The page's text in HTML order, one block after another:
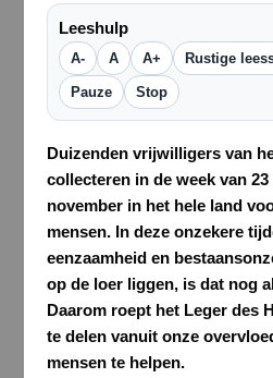
Leeshulp
A- A A+ Rustige
Pauze Stop
Duizenden vrijwilligers van
collecteren in de week van 23
november in het hele land
mensen. In deze onzekere
eenzaamheid en
op de loer liggen, is dat nog
Daarom roept het Leger des
te delen vanuit onze
mensen te helpen.